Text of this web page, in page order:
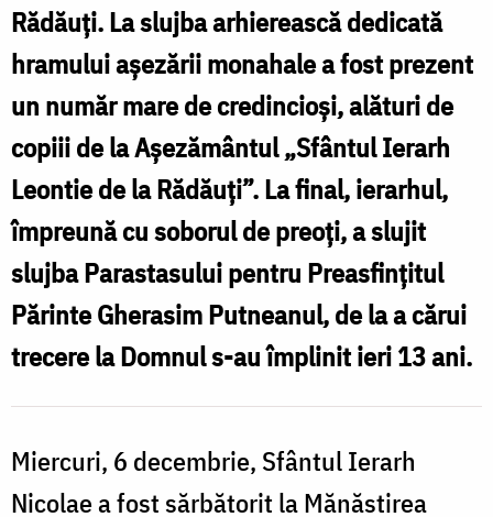
dacă
jertfești
din
orgoliul
tău
și
din
dreptatea
ta”
Rădăuţi. La slujba arhierească dedicată
hramului aşezării monahale a fost prezent
un număr mare de credincioşi, alături de
copiii de la Aşezământul „Sfântul Ierarh
Leontie de la Rădăuţi”. La final, ierarhul,
împreună cu soborul de preoţi, a slujit
slujba Parastasului pentru Preasfinţitul
Părinte Gherasim Putneanul, de la a cărui
trecere la Domnul s-au împlinit ieri 13 ani.
Miercuri, 6 decembrie, Sfântul Ierarh
Nicolae a fost sărbătorit la Mănăstirea